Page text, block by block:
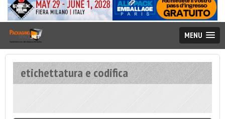
MENU
etichettatura e codifica